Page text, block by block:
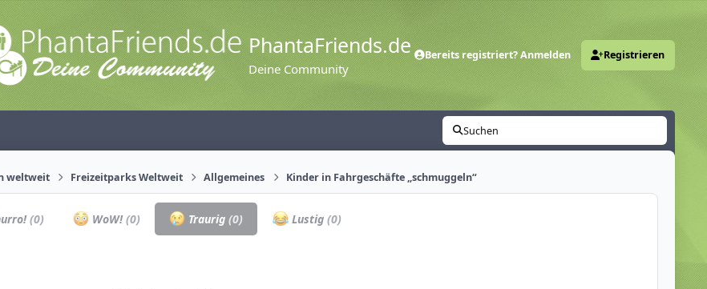
PhantaFriends.de
Deine Community
Bereits registriert? Anmelden Registrieren
Suchen
weltweit Freizeitparks Weltweit Allgemeines Kinder in Fahrgeschäfte „schmuggeln“
(0) WoW!(0) Traurig(0) Lustig (0)